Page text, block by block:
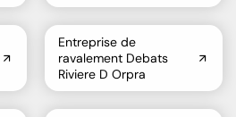
Entreprise de
ravalement Debats
Riviere D Orpra